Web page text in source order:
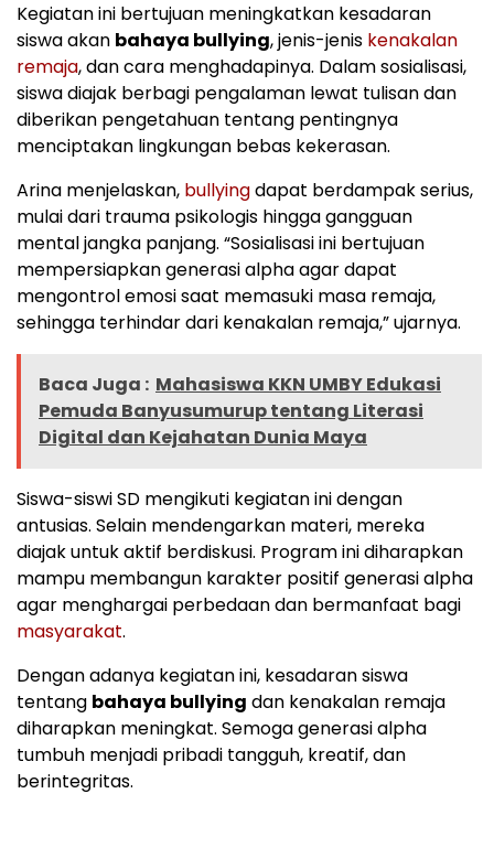
Kegiatan ini bertujuan meningkatkan kesadaran
siswa akan bahaya bullying, jenis-jenis kenakalan
remaja, dan cara menghadapinya. Dalam sosialisasi,
siswa diajak berbagi pengalaman lewat tulisan dan
diberikan pengetahuan tentang pentingnya
menciptakan lingkungan bebas kekerasan.
Arina menjelaskan, bullyingdapat berdampak serius,
mulai dari trauma psikologis hingga gangguan
mental jangka panjang. “Sosialisasi ini bertujuan
mempersiapkan generasi alpha agar dapat
mengontrol emosi saat memasuki masa remaja,
sehingga terhindar dari kenakalan remaja,” ujarnya.
Baca Juga : Mahasiswa KKN UMBY Edukasi
Pemuda Banyusumurup tentang Literasi
Digital dan Kejahatan Dunia Maya
Siswa-siswi SD mengikuti kegiatan ini dengan
antusias. Selain mendengarkan materi, mereka
diajak untuk aktif berdiskusi. Program ini diharapkan
mampu membangun karakter positif generasi alpha
agar menghargai perbedaan dan bermanfaat bagi
masyarakat.
Dengan adanya kegiatan ini, kesadaran siswa
tentang bahaya bullying dan kenakalan remaja
diharapkan meningkat. Semoga generasi alpha
tumbuh menjadi pribadi tangguh, kreatif, dan
berintegritas.